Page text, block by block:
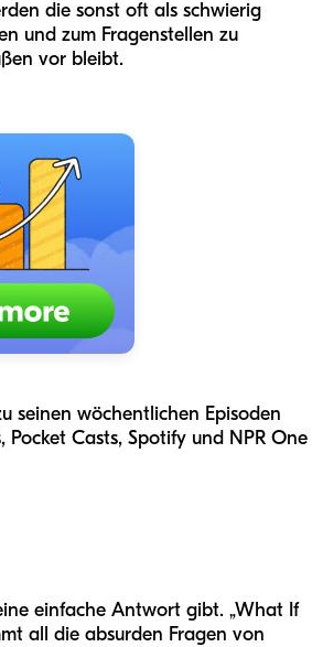
die sonst oft als schwierig
und zum Fragenstellen zu
vor bleibt.
seinen wöchentlichen Episoden
Casts, Spotify und NPR One
einfache Antwort gibt. „What If
all die absurden Fragen von